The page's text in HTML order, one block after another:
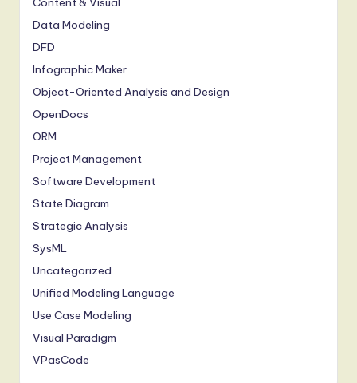
Data Modeling
DFD
Infographic Maker
Object-Oriented Analysis and Design
OpenDocs
ORM
Project Management
Software Development
State Diagram
Strategic Analysis
SysML
Uncategorized
Unified Modeling Language
Use Case Modeling
Visual Paradigm
VPasCode